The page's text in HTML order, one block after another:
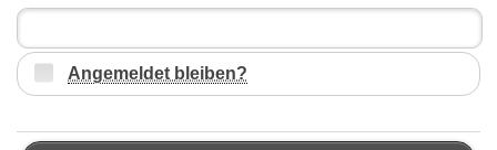
Angemeldet bleiben?